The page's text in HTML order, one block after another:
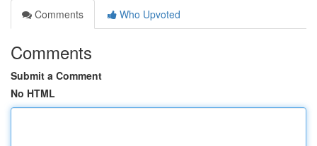
Comments
Who Upvoted
Comments
Submit a Comment
No HTML